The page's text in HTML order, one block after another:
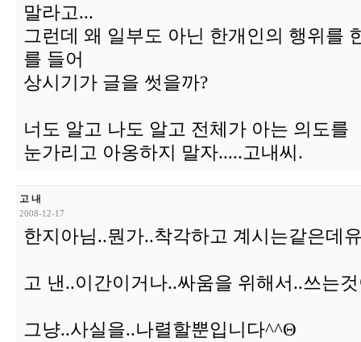
말라고...
그런데 왜 일부도 아닌 한개인의 행위를
를 들어
상시기가 글을 썻을까?
너도 알고 나도 알고 전체가 아는 의도를
눈가리고 아옹하지 말자.....고내씨.
고 내
2008-12-17
한지아님..뭔가..착각하고 계시는같은데
고 낸..이간이거나..싸움을 위해서..쓰는
그냥..사실을..나렬할뿐입니다^^Θ